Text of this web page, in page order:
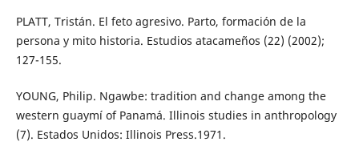
PLATT, Tristán. El feto agresivo. Parto, formación de la
persona y mito historia. Estudios atacameños (22) (2002);
127-155.
YOUNG, Philip. Ngawbe: tradition and change among the
western guaymí of Panamá. Illinois studies in anthropology
(7). Estados Unidos: Illinois Press.1971.